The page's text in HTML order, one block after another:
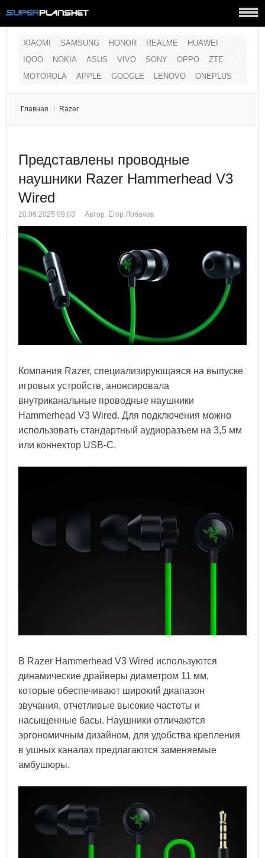
XIAOMI SAMSUNG HONOR REALME
HUAWEI
IQOO
NOKIA ASUS VIVO SONY OPPO
ZTE
MOTOROLA
APPLE GOOGLE LENOVO ONEPLUS
Главная / Razer
Представлены проводные
наушники Razer Hammerhead V3
Wired
20.06.2025 09:03 Автор: Егор Лобачев
Компания Razer, специализирующаяся на выпуске
игровых устройств, анонсировала
внутриканальные проводные наушники
Hammerhead V3 Wired. Для подключения можно
использовать стандартный аудиоразъем на 3,5 мм
или коннектор USB-C.
В Razer Hammerhead V3 Wired используются
динамические драйверы диаметром 11 мм,
которые обеспечивают широкий диапазон
звучания, отчетливые высокие частоты и
насыщенные басы. Наушники отличаются
эргономичным дизайном, для удобства крепления
в ушных каналах предлагаются заменяемые
амбушюры.